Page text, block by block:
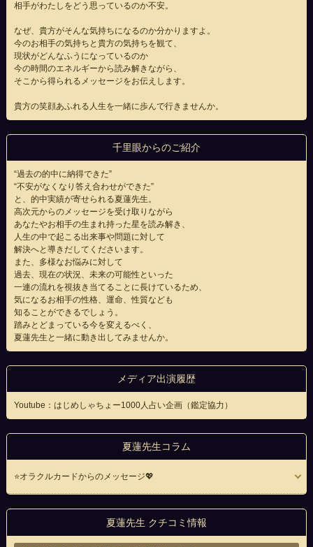
相手がわたしをどう思っているのか不安。
なぜ、貴方がそんな気持ちになるのか分かりますよ。
今のお相手の気持ちと貴方の気持ちを観て、
現状がどんなふうになっているのか
今の時間のエネルギーから読み解きながら、
そこから得られるメッセージをお伝えします。
貴方の笑顔あふれる人生を一緒に歩んで行きませんか。
千里眼からのご紹介
“過去の的中に納得できた”
“不安がなくなり答え合わせができた”
と、的中実績が寄せられる夏蓮先生。
高次元からのメッセージを受け取りながら
あなたやお相手の生まれ持った星を読み解き、
人生の中で起こる出来事や問題に対して
解決へと導きだしてくださいます。
また、多様なお悩みに対して
過去、現在の状況、未来の可能性といった
一連の流れを視抜き当てることに長けているため、
気になるお相手の性格、運命、性質なども
知ることができるでしょう。
踏みとどまっている今を変えるべく、
夏蓮先生と一緒に動き出してみませんか。
メディア出演履歴
Youtube：はじめしゃちょー1000人占い企画（鑑定協力）
夏蓮先生コラム
⭐️オラクルカードからのメッセージ💖
夏蓮先生 クチコミ情報